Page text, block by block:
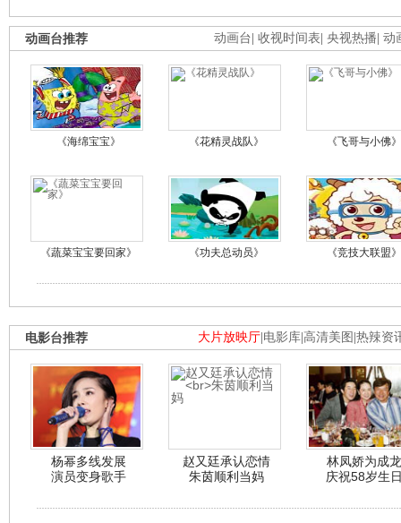
动画台 收视时间表 央视热播 动
动画台推荐
《海绵宝宝》 《花精灵战队》 《飞哥与小佛》
《蔬菜宝宝要回家》 《功夫总动员》 《竞技大联盟》
大片放映厅 电影库 高清美图 热辣资
电影台推荐
杨幂多线发展
演员变身歌手
赵又廷承认恋情
朱茵顺利当妈
林凤娇为成龙
庆祝58岁生